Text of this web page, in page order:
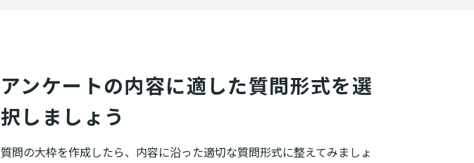
アンケートの内容に適した質問形式を選
択しましょう
質問の大枠を作成したら、内容に沿った適切な質問形式に整えてみましょ